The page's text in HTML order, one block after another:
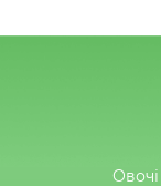
Овочі